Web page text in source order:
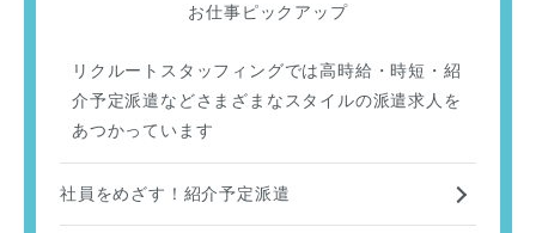
お仕事ピックアップ
リクルートスタッフィングでは高時給・時短・紹
介予定派遣などさまざまなスタイルの派遣求人を
あつかっています
社員をめざす！紹介予定派遣